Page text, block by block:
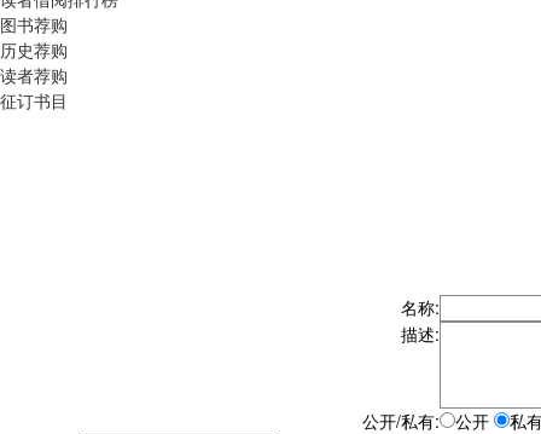
图书荐购
历史荐购
读者荐购
征订书目
名称:
描述:
公开/私有: 公开
私